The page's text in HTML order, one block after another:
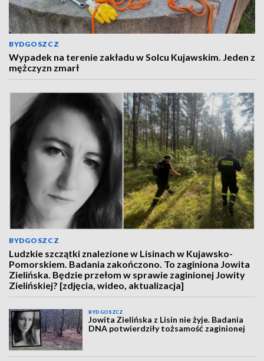
BYDGOSZCZ
Wypadek na terenie zakładu w Solcu Kujawskim. Jeden z
mężczyzn zmarł
BYDGOSZCZ
Ludzkie szczątki znalezione w Lisinach w Kujawsko-
Pomorskiem. Badania zakończono. To zaginiona Jowita
Zielińska. Będzie przełom w sprawie zaginionej Jowity
Zielińskiej? [zdjęcia, wideo, aktualizacja]
BYDGOSZCZ
Jowita Zielińska z Lisin nie żyje. Badania
DNA potwierdziły tożsamość zaginionej